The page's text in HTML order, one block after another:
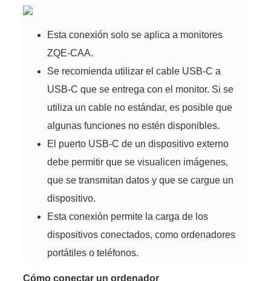
Esta conexión solo se aplica a monitores
ZQE-CAA.
Se recomienda utilizar el cable USB-C a
USB-C que se entrega con el monitor. Si se
utiliza un cable no estándar, es posible que
algunas funciones no estén disponibles.
El puerto USB-C de un dispositivo externo
debe permitir que se visualicen imágenes,
que se transmitan datos y que se cargue un
dispositivo.
Esta conexión permite la carga de los
dispositivos conectados, como ordenadores
portátiles o teléfonos.
Cómo conectar un ordenador